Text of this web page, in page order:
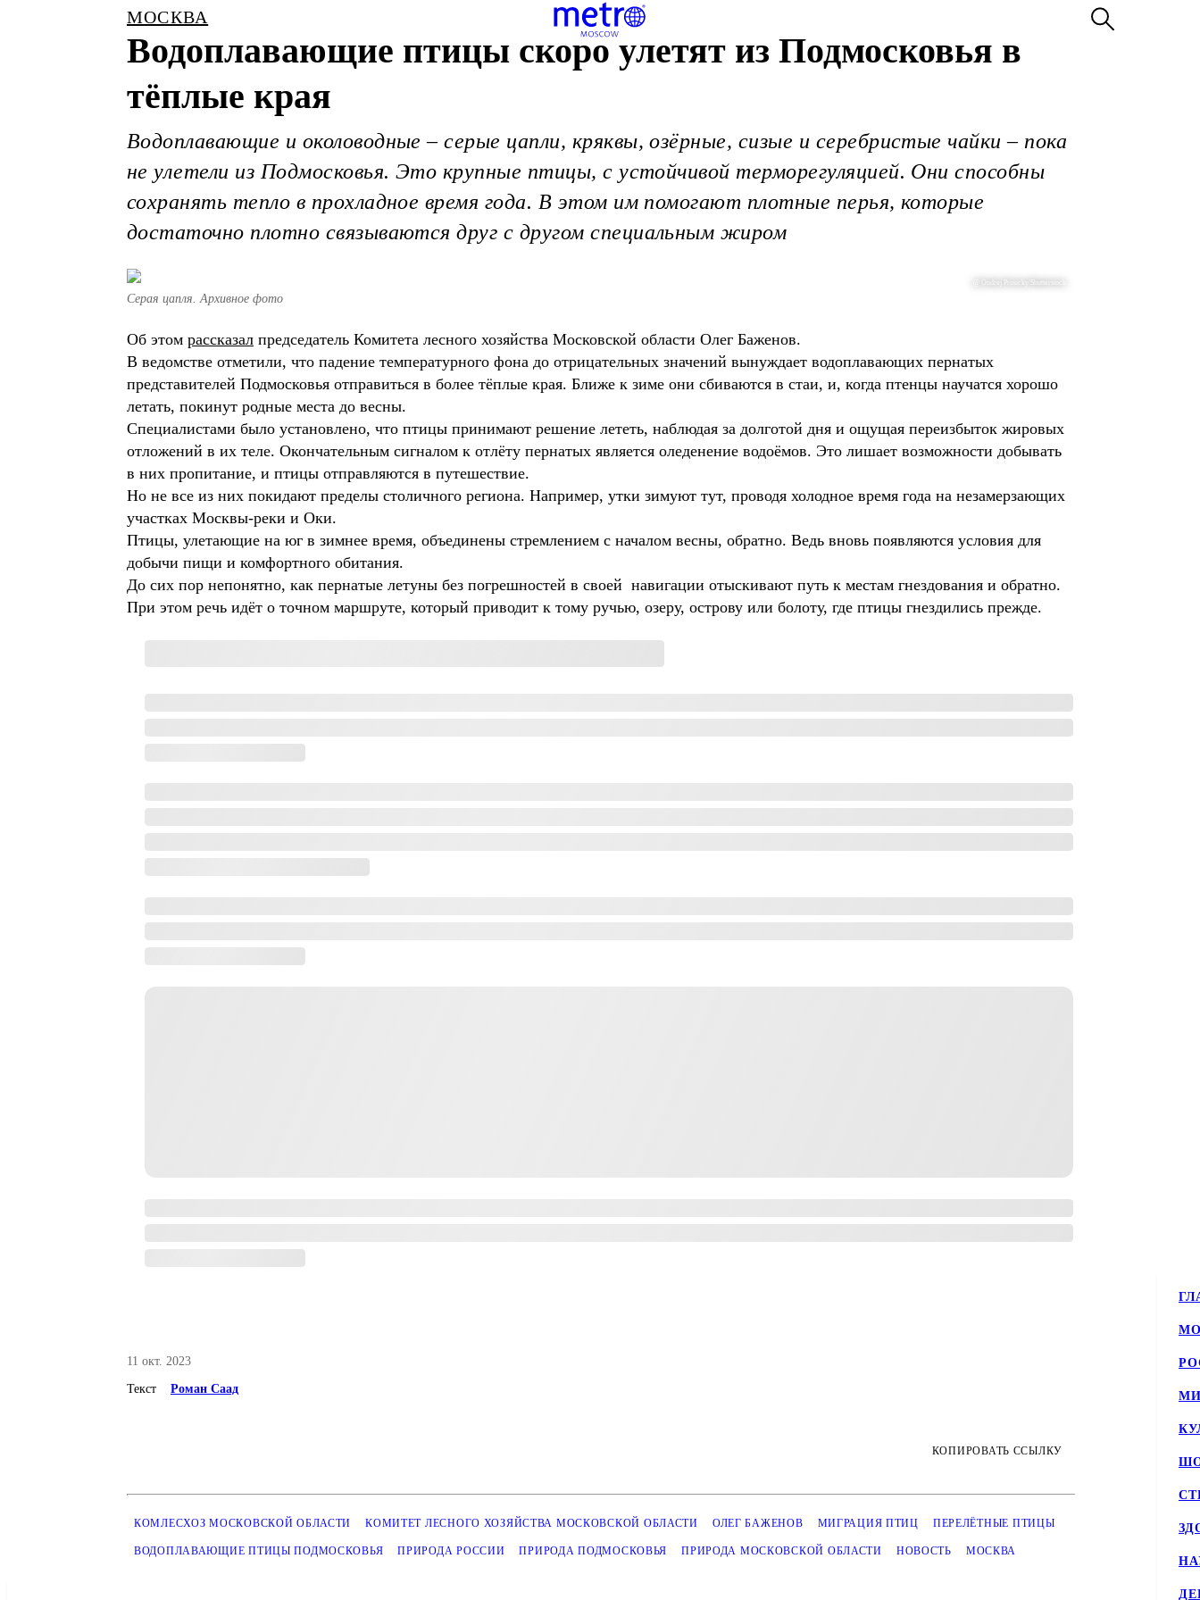
МОСКВА
Водоплавающие птицы скоро улетят из Подмосковья в
тёплые края
Водоплавающие и околоводные – серые цапли, кряквы, озёрные, сизые и серебристые чайки – пока
не улетели из Подмосковья. Это крупные птицы, с устойчивой терморегуляцией. Они способны
сохранять тепло в прохладное время года. В этом им помогают плотные перья, которые
достаточно плотно связываются друг с другом специальным жиром
@ Ondrej Prosicky/Shutterstock
Серая цапля. Архивное фото
Об этом рассказал председатель Комитета лесного хозяйства Московской области Олег Баженов.
В ведомстве отметили, что падение температурного фона до отрицательных значений вынуждает водоплавающих пернатых
представителей Подмосковья отправиться в более тёплые края. Ближе к зиме они сбиваются в стаи, и, когда птенцы научатся хорошо
летать, покинут родные места до весны.
Специалистами было установлено, что птицы принимают решение лететь, наблюдая за долготой дня и ощущая переизбыток жировых
отложений в их теле. Окончательным сигналом к отлёту пернатых является оледенение водоёмов. Это лишает возможности добывать
в них пропитание, и птицы отправляются в путешествие.
Но не все из них покидают пределы столичного региона. Например, утки зимуют тут, проводя холодное время года на незамерзающих
участках Москвы-реки и Оки.
Птицы, улетающие на юг в зимнее время, объединены стремлением с началом весны, обратно. Ведь вновь появляются условия для
добычи пищи и комфортного обитания.
До сих пор непонятно, как пернатые летуны без погрешностей в своей навигации отыскивают путь к местам гнездования и обратно.
При этом речь идёт о точном маршруте, который приводит к тому ручью, озеру, острову или болоту, где птицы гнездились прежде.
11 окт. 2023
Текст Роман Саад
КОПИРОВАТЬ ССЫЛКУ
КОМЛЕСХОЗ МОСКОВСКОЙ ОБЛАСТИ КОМИТЕТ ЛЕСНОГО ХОЗЯЙСТВА МОСКОВСКОЙ ОБЛАСТИ ОЛЕГ БАЖЕНОВ МИГРАЦИЯ ПТИЦ ПЕРЕЛЁТНЫЕ ПТИЦЫ
ВОДОПЛАВАЮЩИЕ ПТИЦЫ ПОДМОСКОВЬЯ ПРИРОДА РОССИИ ПРИРОДА ПОДМОСКОВЬЯ ПРИРОДА МОСКОВСКОЙ ОБЛАСТИ НОВОСТЬ МОСКВА